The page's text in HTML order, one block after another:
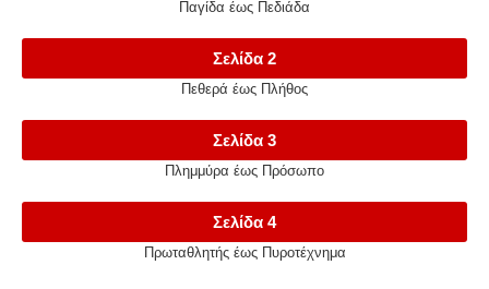
Παγίδα έως Πεδιάδα
Σελίδα 2
Πεθερά έως Πλήθος
Σελίδα 3
Πλημμύρα έως Πρόσωπο
Σελίδα 4
Πρωταθλητής έως Πυροτέχνημα